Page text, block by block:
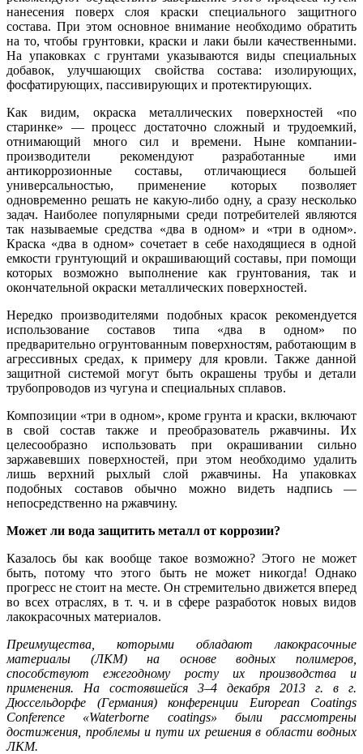
нанесения поверх слоя краски специального защитного
состава. При этом основное внимание необходимо обратить
на то, чтобы грунтовки, краски и лаки были качественными.
На упаковках с грунтами указываются виды специальных
добавок, улучшающих свойства состава: изолирующих,
фосфатирующих, пассивирующих и протектирующих.
Как видим, окраска металлических поверхностей «по
старинке» — процесс достаточно сложный и трудоемкий,
отнимающий много сил и времени. Ныне компании-
производители рекомендуют разработанные ими
антикоррозионные составы, отличающиеся большей
универсальностью, применение которых позволяет
одновременно решать не какую-либо одну, а сразу несколько
задач. Наиболее популярными среди потребителей являются
так называемые средства «два в одном» и «три в одном».
Краска «два в одном» сочетает в себе находящиеся в одной
емкости грунтующий и окрашивающий составы, при помощи
которых возможно выполнение как грунтования, так и
окончательной окраски металлических поверхностей.
Нередко производителями подобных красок рекомендуется
использование составов типа «два в одном» по
предварительно огрунтованным поверхностям, работающим в
агрессивных средах, к примеру для кровли. Также данной
защитной системой могут быть окрашены трубы и детали
трубопроводов из чугуна и специальных сплавов.
Композиции «три в одном», кроме грунта и краски, включают
в свой состав также и
преобразователь ржавчины. Их
целесообразно использовать при окрашивании сильно
заржавевших поверхностей, при этом необходимо удалить
лишь верхний рыхлый слой ржавчины. На упаковках
подобных составов обычно можно видеть надпись —
непосредственно на ржавчину.
Может ли вода защитить металл от коррозии?
Казалось бы как вообще такое возможно? Этого не может
быть, потому что этого быть не может никогда! Однако
прогресс не стоит на месте. Он стремительно движется вперед
во всех отраслях, в т. ч. и в сфере разработок новых видов
лакокрасочных материалов.
Преимущества, которыми обладают лакокрасочные
материалы (ЛКМ) на основе водных полимеров,
способствуют ежегодному росту их производства и
применения. На состоявшейся 3–4 декабря 2013 г. в г.
Дюссельдорфе (Германия) конференции European Coatings
Conference «Waterborne coatings» были рассмотрены
достижения, проблемы и пути их решения в области водных
ЛКМ.